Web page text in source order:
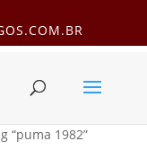
“puma 1982”